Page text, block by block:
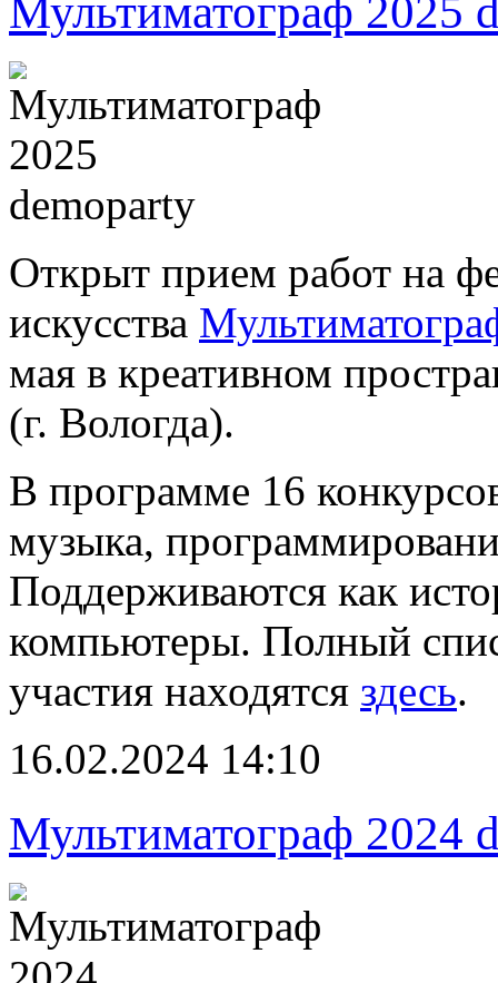
Мультиматограф 2025
Открыт прием работ на
искусства
мая в креативном
(г. Вологда).
В программе 16
музыка,
Поддерживаются как
компьютеры. Полный
участия находятся здесь.
16.02.2024 14:10
Мультиматограф 2024